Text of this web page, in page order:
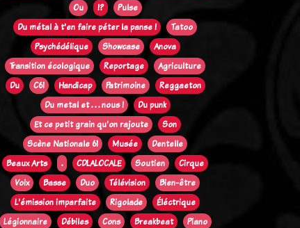
Ou
!?
Pulse
Du métal à t'en faire péter la panse !
Tatoo
Psychédélique
Showcase
Anova
Transition écologique
Reportage
Agriculture
Du
C61 Handicap Patrimoine
Reggaeton
Du metal et . . . nous !
Du punk
Et ce petit grain qu'on rajoute
Son
Scène Nationale 61
Musée
Dentelle
Beaux Arts
. CDLALOCALE Soutien
Cirque
Voix
Basse Duo Télévision
Bien-être
L'émission imparfaite
Rigolade
Éléctrique
Légionnaire
Débiles Cons Breakbeat
Piano